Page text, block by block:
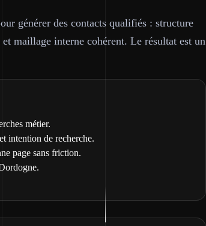
générer des contacts qualifiés : structure
maillage interne cohérent. Le résultat est un
métier.
intention de recherche.
page sans friction.